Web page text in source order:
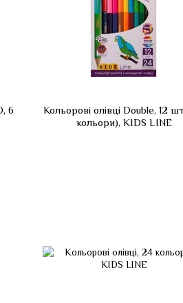
6
Кольорові олівці Double, 12
кольори), KIDS LINE